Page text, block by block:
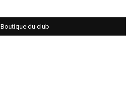
Boutique du club